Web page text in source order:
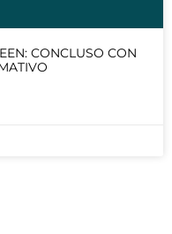
CONCLUSO CON